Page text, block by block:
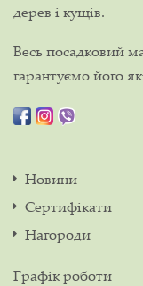
дерев і кущів.
Весь посадковий
гарантуємо його
Новини
Сертифікати
Нагороди
Графік роботи